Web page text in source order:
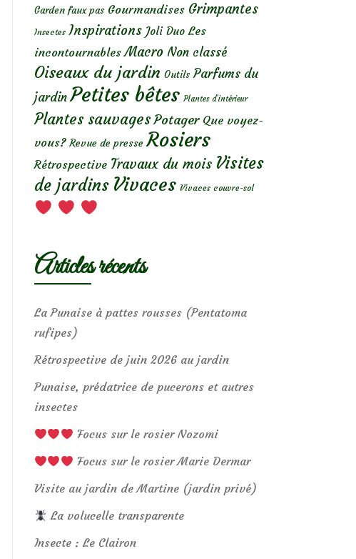
Garden faux pas Gourmandises Grimpantes
Insectes Inspirations Joli Duo Les
incontournables Macro Non classé
Oiseaux du jardin Outils Parfums du
jardin Petites bêtes Plantes d’intérieur
Plantes sauvages Potager Que voyez-
vous? Revue de presse Rosiers
Rétrospective Travaux du mois Visites
de jardins Vivaces Vivaces couvre-sol
Articles récents
La Punaise à pattes rousses (Pentatoma
rufipes)
Rétrospective de juin 2026 au jardin
Punaise, prédatrice de pucerons et autres
insectes
Focus sur le rosier Nozomi
Focus sur le rosier Marie Dermar
Visite au jardin de Martine (jardin privé)
La volucelle transparente
Insecte : Le Clairon